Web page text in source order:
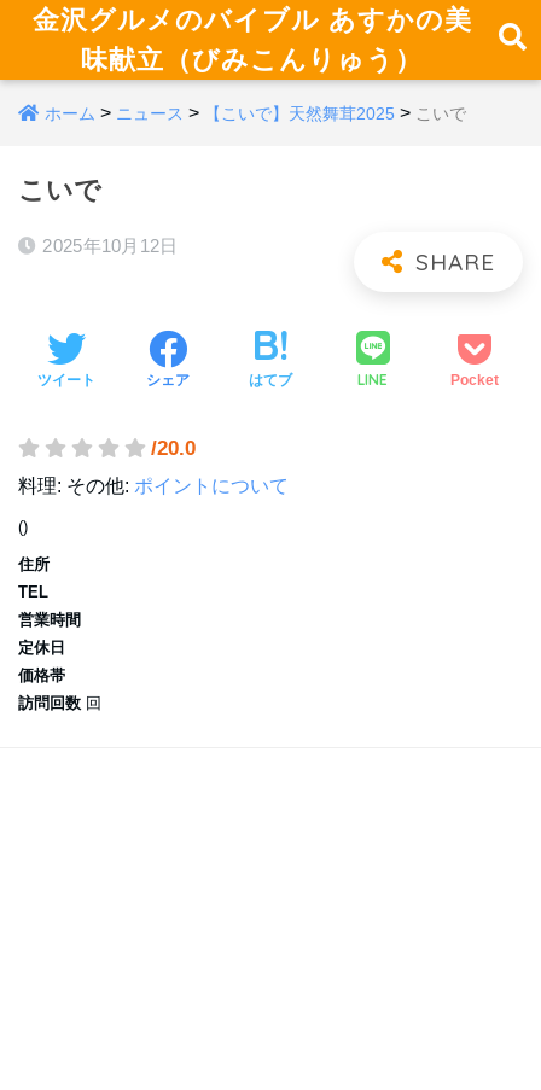
金沢グルメのバイブル あすかの美
味献立（びみこんりゅう）
ホーム > ニュース > 【こいで】天然舞茸2025 > こいで
こいで
2025年10月12日
ツイート シェア はてブ LINE Pocket
/20.0
料理: その他: ポイントについて
()
住所
TEL
営業時間
定休日
価格帯
訪問回数 回